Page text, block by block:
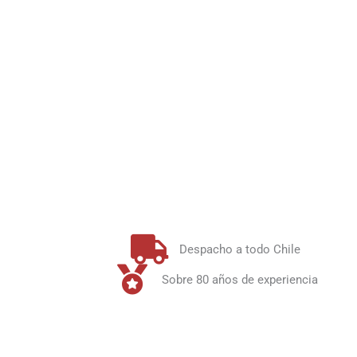
Despacho a todo Chile
Sobre 80 años de experiencia